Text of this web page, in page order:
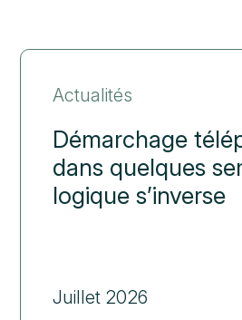
Actualités
Démarchage
dans quelques
logique s’inverse
Juillet 2026